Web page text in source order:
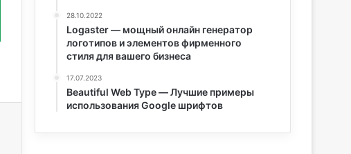
28.10.2022
Logaster — мощный онлайн генератор
логотипов и элементов фирменного
стиля для вашего бизнеса
17.07.2023
Beautiful Web Type — Лучшие примеры
использования Google шрифтов